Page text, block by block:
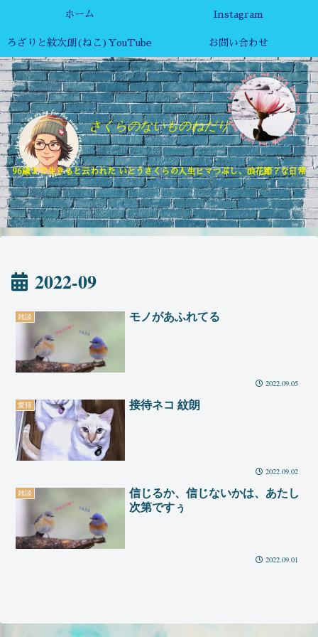
さくらのないものねだり
96歳まで生きると云われた いとうさくらの人生ヒマつぶし、浪花節？な日常
ホーム Instagram
ろざりと紋次朗(ねこ)YouTube お問い合わせ
2022-09
雑談 モノがあふれてる
2022.09.05
愛猫 接待ネコ 紋朗
2022.09.02
雑談
信じるか、信じないかは、あたし
次第ですぅ
2022.09.01